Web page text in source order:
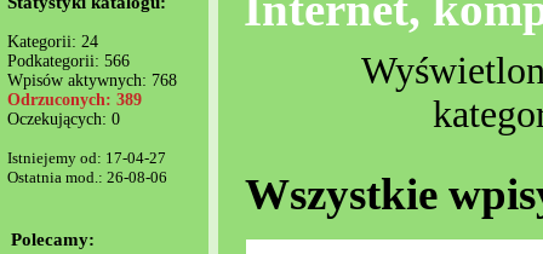
Kategorii: 24
Podkategorii: 566
Wpisów aktywnych: 768
Odrzuconych: 389
Oczekujących: 0
Istniejemy od: 17-04-27
Ostatnia mod.: 26-08-06
Polecamy:
Wszystkie